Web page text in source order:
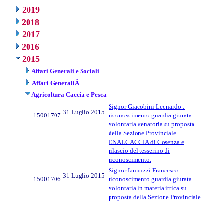
2019
2018
2017
2016
2015
Affari Generali e Sociali
Affari GeneraliÂ
Agricoltura Caccia e Pesca
15001707 31 Luglio 2015
Signor Giacobini Leonardo :
riconoscimento guardia giurata
volontaria venatoria su proposta
della Sezione Provinciale
ENALCACCIA di Cosenza e
rilascio del tesserino di
riconoscimento.
15001706 31 Luglio 2015
Signor Iannuzzi Francesco:
riconoscimento guardia giurata
volontaria in materia ittica su
proposta della Sezione Provinciale